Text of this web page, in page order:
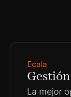
Ecala
La mejor